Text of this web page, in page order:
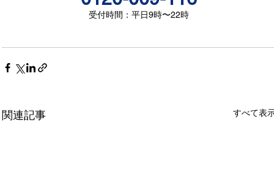
受付時間：平日9時〜22時
関連記事 すべて表